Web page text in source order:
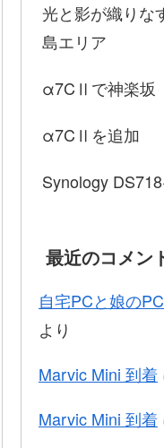
光と影が織りな
島エリア
α7CⅡで神楽坂
α7CⅡを追加
Synology
最近のコメン
自宅PCと娘の
より
Marvic Mini 到着
Marvic Mini 到着